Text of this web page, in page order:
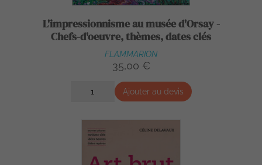
L'impressionnisme au musée d'Orsay -
Chefs-d'oeuvre, thèmes, dates clés
FLAMMARION
35,00 €
Ajouter au devis